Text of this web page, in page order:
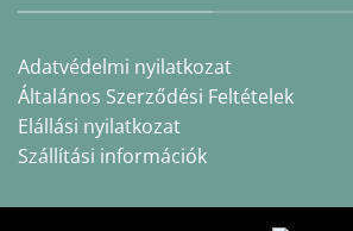
Adatvédelmi nyilatkozat
Általános Szerződési Feltételek
Elállási nyilatkozat
Szállítási információk